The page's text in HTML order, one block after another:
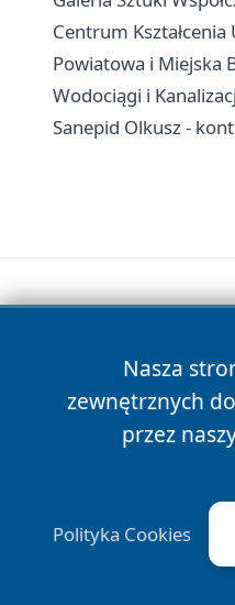
Centrum
Powiatowa i Miejska
Wodociągi i
Sanepid Olkusz -
Nasza
zewnętrznych
przez
Polityka Cookies